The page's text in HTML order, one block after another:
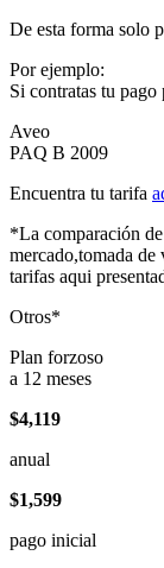
De esta forma solo
Por ejemplo:
Si contratas tu
Aveo
PAQ B 2009
Encuentra tu tarifa
*La comparación
mercado,tomada
tarifas aqui
Otros*
Plan forzoso
a 12 meses
$4,119
anual
$1,599
pago inicial